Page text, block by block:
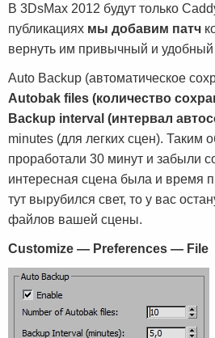
В 3DsMax 2012 будут только
публикациях мы добавим патч
вернуть им привычный и
Auto Backup (автоматическое
Autobak files (количество
Backup interval (интервал
minutes (для легких сцен). Таким
проработали 30 минут и забыли
интересная сцена была и время
тут вырубился свет, то у вас
файлов вашей сцены.
Customize — Preferences — File